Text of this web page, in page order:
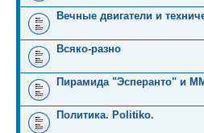
Вечные двигатели и
Всяко-разно
Пирамида "Эсперанто" и
Политика. Politiko.